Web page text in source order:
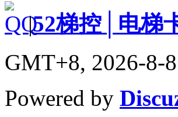
|52梯控│电梯
GMT+8, 2026-8-
Powered by